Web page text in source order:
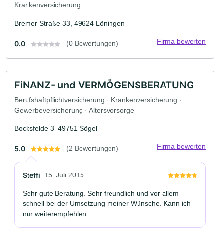
Krankenversicherung
Bremer Straße 33, 49624 Löningen
0.0 (0 Bewertungen) Firma bewerten
FiNANZ- und VERMÖGENSBERATUNG
Berufshaftpflichtversicherung · Krankenversicherung ·
Gewerbeversicherung · Altersvorsorge
Bocksfelde 3, 49751 Sögel
5.0 (2 Bewertungen) Firma bewerten
Steffi 15. Juli 2015
Sehr gute Beratung. Sehr freundlich und vor allem
schnell bei der Umsetzung meiner Wünsche. Kann ich
nur weiterempfehlen.